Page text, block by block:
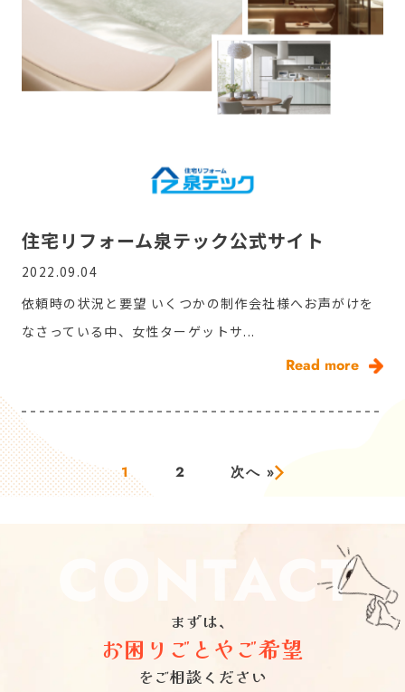
住宅リフォーム泉テック公式サイト
2022.09.04
依頼時の状況と要望 いくつかの制作会社様へお声がけを
なさっている中、女性ターゲットサ...
Read more
1 2 次へ »
CONTACT
まずは、
お困りごとやご希望
をご相談ください